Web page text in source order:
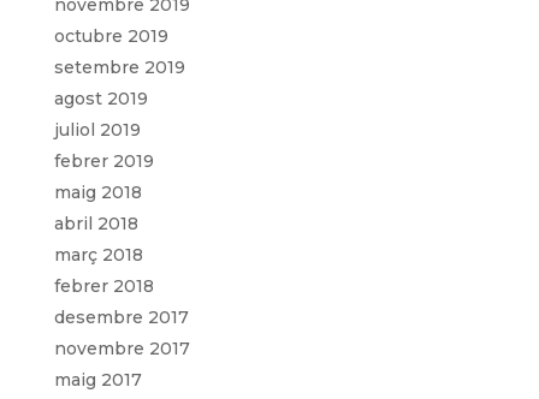
novembre 2019
octubre 2019
setembre 2019
agost 2019
juliol 2019
febrer 2019
maig 2018
abril 2018
març 2018
febrer 2018
desembre 2017
novembre 2017
maig 2017